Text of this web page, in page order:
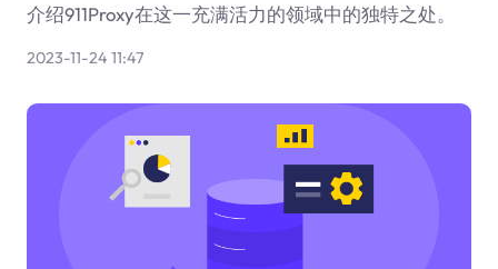
介绍911Proxy在这一充满活力的领域中的独特之处。
2023-11-24 11:47